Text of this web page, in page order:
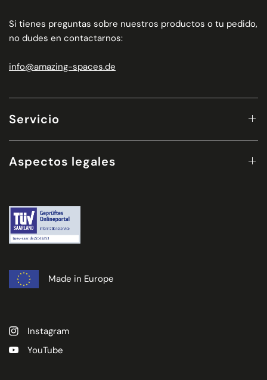
Si tienes preguntas sobre nuestros productos o tu pedido,
no dudes en contactarnos:
info@amazing-spaces.de
Servicio
Aspectos legales
Made in Europe
Instagram
YouTube